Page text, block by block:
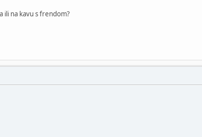
ili na kavu s frendom?